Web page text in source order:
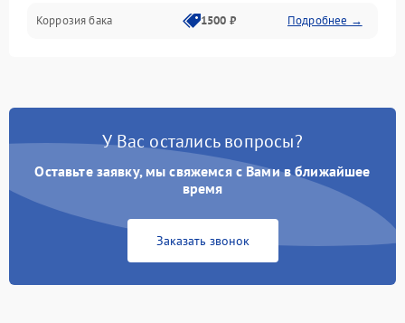
Коррозия бака 1500 ₽ Подробнее →
У Вас остались вопросы?
Оставьте заявку, мы свяжемся с Вами в ближайшее
время
Заказать звонок